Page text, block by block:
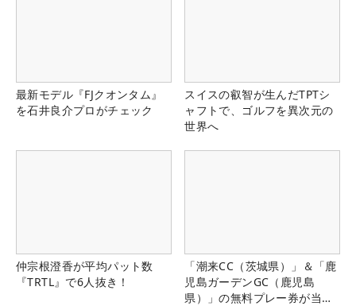
最新モデル『FJクオンタム』
を石井良介プロがチェック
スイスの叡智が生んだTPTシ
ャフトで、ゴルフを異次元の
世界へ
仲宗根澄香が平均パット数
『TRTL』で6人抜き！
「潮来CC（茨城県）」＆「鹿
児島ガーデンGC（鹿児島
県）」の無料プレー券が当た